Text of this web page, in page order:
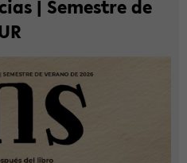
| Se­mest­re de